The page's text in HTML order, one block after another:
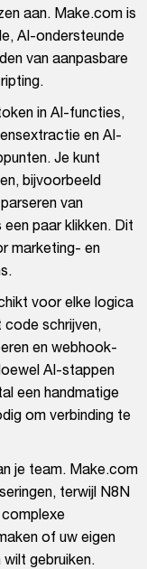
aan. Make.com is
AI-ondersteunde
van aanpasbare
in AI-functies,
en AI-
Je kunt
bijvoorbeeld
van
paar klikken. Dit
marketing- en
voor elke logica
code schrijven,
en webhook-
AI-stappen
een handmatige
om verbinding te
je team. Make.com
terwijl N8N
of uw eigen
gebruiken.